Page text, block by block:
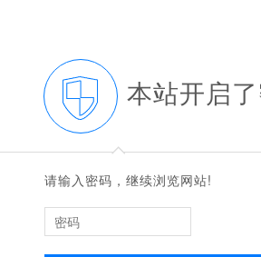
本站开启
◆
◆
请输入密码，继续浏览网站!